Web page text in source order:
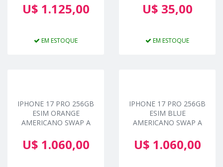
U$ 1.125,00
EM ESTOQUE
U$ 35,00
EM ESTOQUE
IPHONE 17 PRO 256GB
ESIM ORANGE
AMERICANO SWAP A
U$ 1.060,00
IPHONE 17 PRO 256GB
ESIM BLUE
AMERICANO SWAP A
U$ 1.060,00